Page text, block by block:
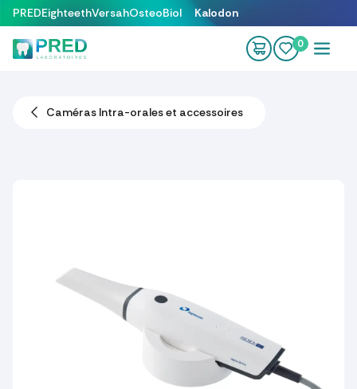
Se rendre au contenu
PREDEighteethVersahOsteoBiol Kalodon
0
Caméras Intra-orales et accessoires